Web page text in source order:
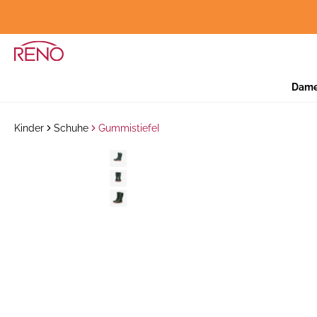
Kinder Schuhe Gummistiefel